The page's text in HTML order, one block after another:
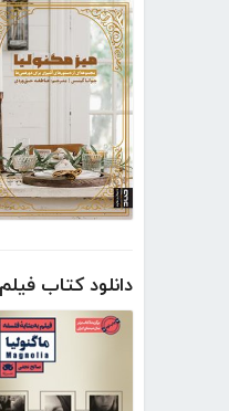
دانلود کتاب